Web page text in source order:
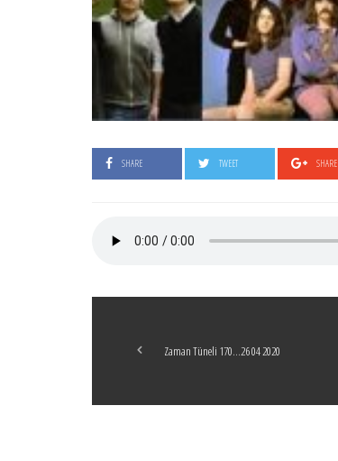
SHARE TWEET SHARE
Zaman Tüneli 170…26 04 2020